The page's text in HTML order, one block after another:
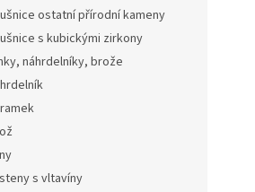
ostatní přírodní kameny
s kubickými zirkony
náhrdelníky, brože
s vltavíny